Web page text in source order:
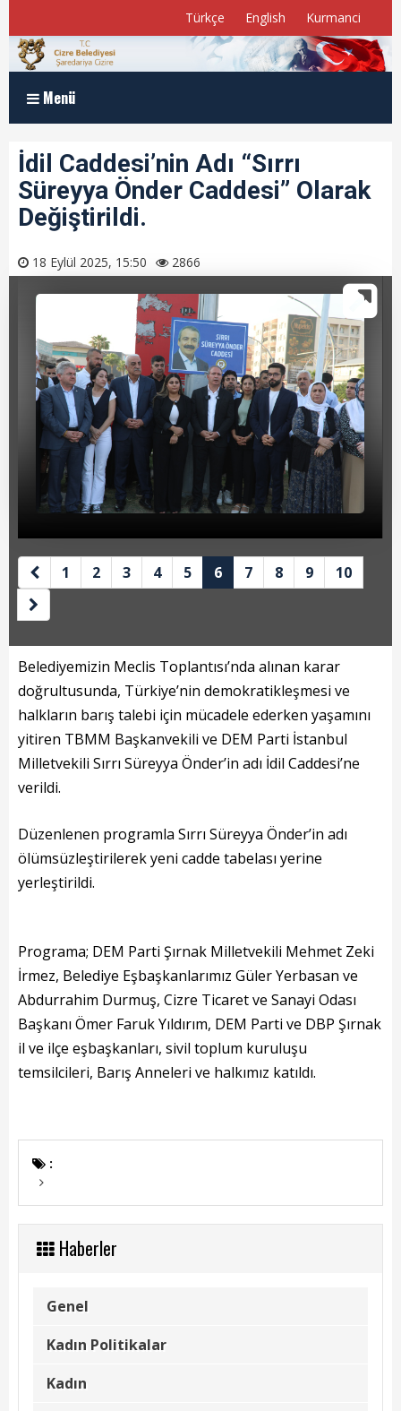
Türkçe English Kurmanci
Menü
Anasayfa
Kurumsal
Müdürlükler
Program ve Raporlar
Meclis Üyelerimiz
E-Belediye
Beyan Bilgileri
Borç Bilgileri
Tahakkuk Bilgileri
Tahsilat Bilgileri
Online Ödeme
Sicil Kodu ile Tahsilat
Şikayet Bildirim Formu
Şikayet Takip Formu
Başkan
Başkanın Mesajı
Başkanın Albümü
Projeler
Tamamlanan Projeler
Devam Eden Projeler
Planlanan Projeler
Genel
Kadın Politikalar
Kadın
İdil Caddesi’nin Adı “Sırrı
Süreyya Önder Caddesi” Olarak
Değiştirildi.
18 Eylül 2025, 15:50 2866
1 2 3 4 5 6 7 8 9 10
Belediyemizin Meclis Toplantısı’nda alınan karar
doğrultusunda, Türkiye’nin demokratikleşmesi ve
halkların barış talebi için mücadele ederken yaşamını
yitiren TBMM Başkanvekili ve DEM Parti İstanbul
Milletvekili Sırrı Süreyya Önder’in adı İdil Caddesi’ne
verildi.
Düzenlenen programla Sırrı Süreyya Önder’in adı
ölümsüzleştirilerek yeni cadde tabelası yerine
yerleştirildi.
Programa; DEM Parti Şırnak Milletvekili Mehmet Zeki
İrmez, Belediye Eşbaşkanlarımız Güler Yerbasan ve
Abdurrahim Durmuş, Cizre Ticaret ve Sanayi Odası
Başkanı Ömer Faruk Yıldırım, DEM Parti ve DBP Şırnak
il ve ilçe eşbaşkanları, sivil toplum kuruluşu
temsilcileri, Barış Anneleri ve halkımız katıldı.
:
Haberler
Genel
Kadın Politikalar
Kadın